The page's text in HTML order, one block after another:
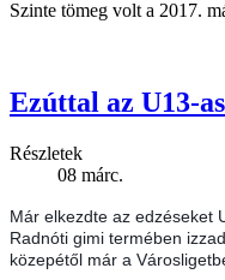
Szinte tömeg volt a 2017.
Ezúttal az U13-
Részletek
08 márc.
Már elkezdte az edzéseket
Radnóti gimi termében
közepétől már a